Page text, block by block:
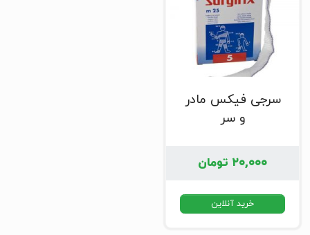
سرجی فیکس مادر
و سر
۲۰,۰۰۰ تومان
خرید آنلاین